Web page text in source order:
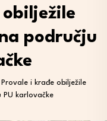
području
Provale i krađe obilježile
karlovačke